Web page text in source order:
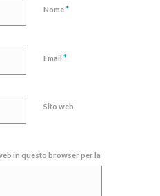
Nome*
Email *
Sito web
in questo browser per la